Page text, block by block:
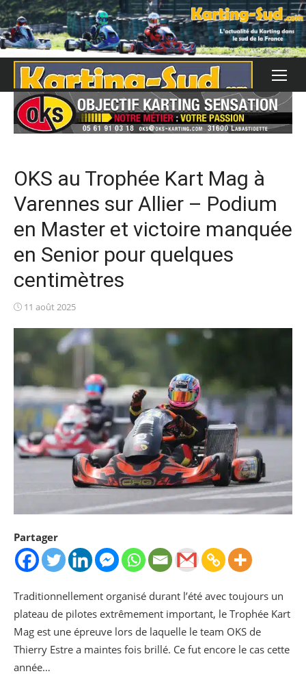
Skip
to
content
OKS au Trophée Kart Mag à
Varennes sur Allier – Podium
en Master et victoire manquée
en Senior pour quelques
centimètres
Posted
11 août 2025
Partager
Traditionnellement organisé durant l’été avec toujours un
plateau de pilotes extrêmement important, le Trophée Kart
Mag est une épreuve lors de laquelle le team OKS de
Thierry Estre a maintes fois brillé. Ce fut encore le cas cette
année…